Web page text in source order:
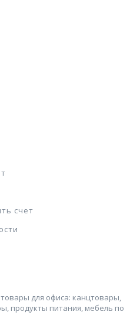
счет
для офиса: канцтовары,
продукты питания, мебель по